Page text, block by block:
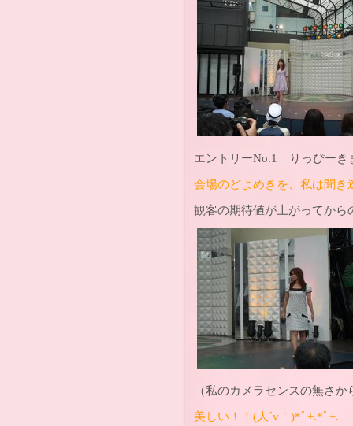
エントリーNo.1 りっぴーき
会場のどよめきを、私は聞
観客の期待値が上がってか
（私のカメラセンスの無さ
美しい！！(人´v｀)*ﾟ+.*ﾟ+.